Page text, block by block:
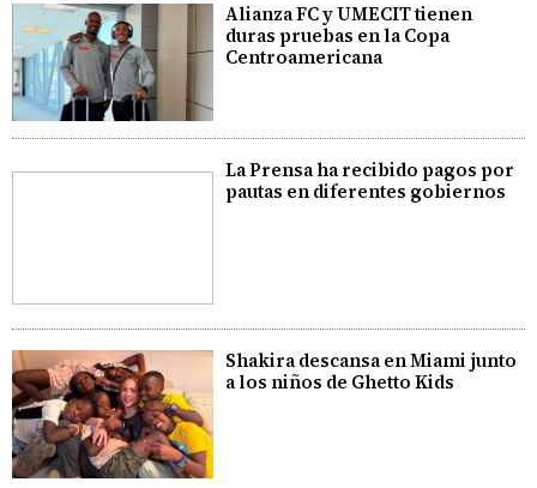
Alianza FC y UMECIT tienen
duras pruebas en la Copa
Centroamericana
La Prensa ha recibido pagos por
pautas en diferentes gobiernos
Shakira descansa en Miami junto
a los niños de Ghetto Kids